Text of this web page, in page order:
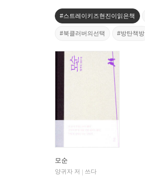
#스트레이키즈현진이읽은책
#북클러버의선택 #방탄책방
모순
양귀자 저 | 쓰다